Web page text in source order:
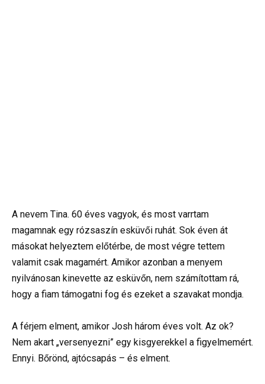
A nevem Tina. 60 éves vagyok, és most varrtam
magamnak egy rózsaszín esküvői ruhát. Sok éven át
másokat helyeztem előtérbe, de most végre tettem
valamit csak magamért. Amikor azonban a menyem
nyilvánosan kinevette az esküvőn, nem számítottam rá,
hogy a fiam támogatni fog és ezeket a szavakat mondja.
A férjem elment, amikor Josh három éves volt. Az ok?
Nem akart „versenyezni” egy kisgyerekkel a figyelmemért.
Ennyi. Bőrönd, ajtócsapás – és elment.